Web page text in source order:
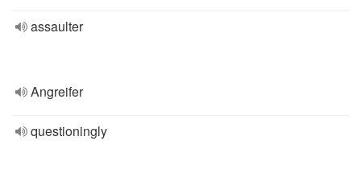
assaulter
Angreifer
questioningly